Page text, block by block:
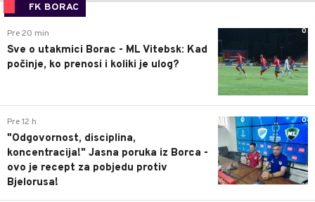
FK BORAC
0
Pre 20 min
Sve o utakmici Borac - ML Vitebsk: Kad
počinje, ko prenosi i koliki je ulog?
0
Pre 12 h
"Odgovornost, disciplina,
koncentracija!" Jasna poruka iz Borca -
ovo je recept za pobjedu protiv
Bjelorusa!